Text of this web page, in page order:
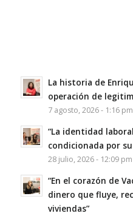
La historia de
operación de
7 agosto, 2026 - 1:16 pm
“La identidad
condicionada por
28 julio, 2026 - 12:09 pm
“En el corazón de
dinero que fluye,
viviendas”